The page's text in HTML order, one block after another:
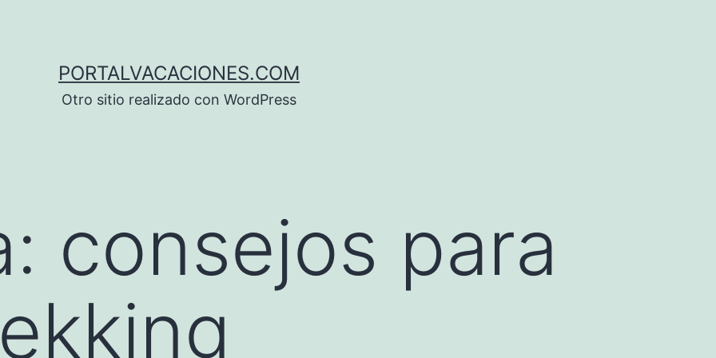
PORTALVACACIONES.COM
Otro sitio realizado con WordPress
consejos para